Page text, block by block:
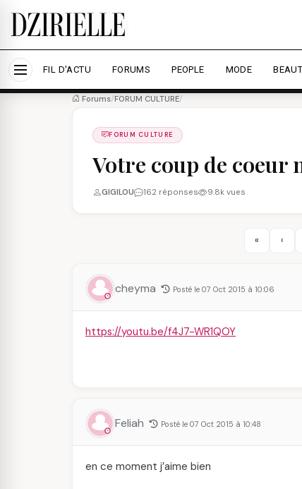
Nous utilisons des cookies pour améliorer votre
Accepter tout
FIL D'ACTU FORUMS PEOPLE MODE
Forums/FORUM CULTURE/
FORUM CULTURE
Votre coup de coeur
GIGILOU 162 réponses 9.8k vues
« ‹
cheyma Posté le 07 Oct 2015 à 10:06
https://youtu.be/f4J7-WR1QOY
Feliah Posté le 07 Oct 2015 à 10:48
en ce moment j’aime bien